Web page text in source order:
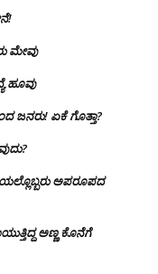
ಮೇವು
ಹೂವು
ಜನರು! ಏಕೆ ಗೊತ್ತಾ?
ಅಪರೂಪದ
ಅಣ್ಣ ಕೊನೆಗೆ